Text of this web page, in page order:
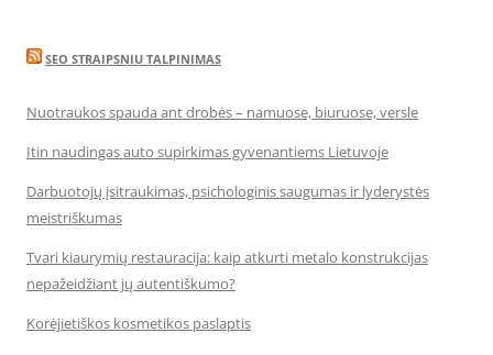
SEO STRAIPSNIU TALPINIMAS
Nuotraukos spauda ant drobės – namuose, biuruose, versle
Itin naudingas auto supirkimas gyvenantiems Lietuvoje
Darbuotojų įsitraukimas, psichologinis saugumas ir lyderystės
meistriškumas
Tvari kiaurymių restauracija: kaip atkurti metalo konstrukcijas
nepažeidžiant jų autentiškumo?
Korėjietiškos kosmetikos paslaptis